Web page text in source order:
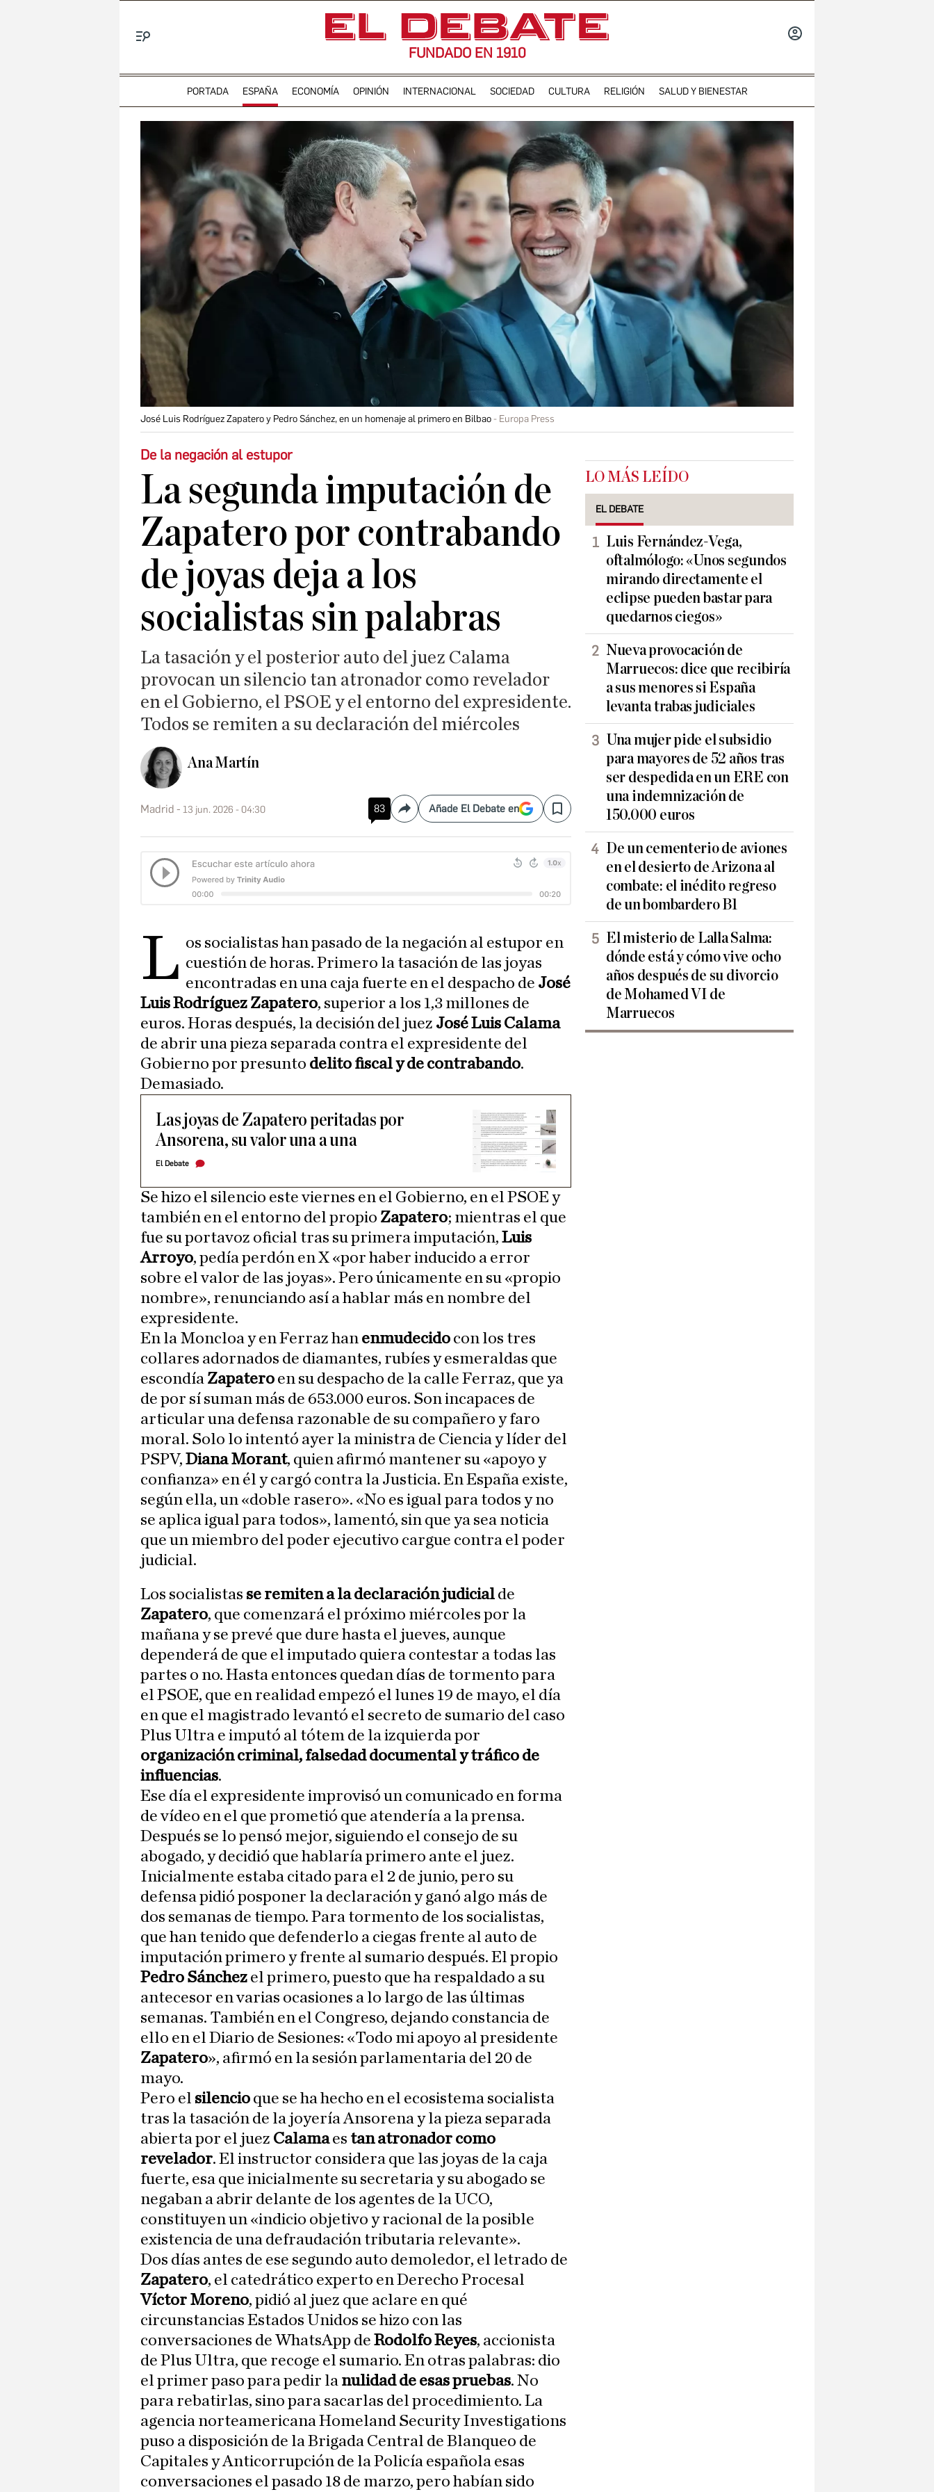
FUNDADO EN 1910
PORTADA ESPAÑA ECONOMÍA OPINIÓN INTERNACIONAL SOCIEDAD CULTURA RELIGIÓN SALUD Y BIENESTAR
José Luis Rodríguez Zapatero y Pedro Sánchez, en un homenaje al primero en Bilbao Europa Press
De la negación al estupor
La segunda imputación de
Zapatero por contrabando
de joyas deja a los
socialistas sin palabras
La tasación y el posterior auto del juez Calama
provocan un silencio tan atronador como revelador
en el Gobierno, el PSOE y el entorno del expresidente.
Todos se remiten a su declaración del miércoles
Ana Martín
Madrid 13 jun. 2026 - 04:30 83 CompartirAñade El Debate en Save
L os socialistas han pasado de la negación al estupor en
cuestión de horas. Primero la tasación de las joyas
encontradas en una caja fuerte en el despacho de José
Luis Rodríguez Zapatero, superior a los 1,3 millones de
euros. Horas después, la decisión del juez José Luis Calama
de abrir una pieza separada contra el expresidente del
Gobierno por presunto delito fiscal y de contrabando.
Demasiado.
Las joyas de Zapatero peritadas por
Ansorena, su valor una a una
El Debate
Se hizo el silencio este viernes en el Gobierno, en el PSOE y
también en el entorno del propio Zapatero; mientras el que
fue su portavoz oficial tras su primera imputación, Luis
Arroyo, pedía perdón en X «por haber inducido a error
sobre el valor de las joyas». Pero únicamente en su «propio
nombre», renunciando así a hablar más en nombre del
expresidente.
En la Moncloa y en Ferraz han enmudecido con los tres
collares adornados de diamantes, rubíes y esmeraldas que
escondía Zapatero en su despacho de la calle Ferraz, que ya
de por sí suman más de 653.000 euros. Son incapaces de
articular una defensa razonable de su compañero y faro
moral. Solo lo intentó ayer la ministra de Ciencia y líder del
PSPV, Diana Morant, quien afirmó mantener su «apoyo y
confianza» en él y cargó contra la Justicia. En España existe,
según ella, un «doble rasero». «No es igual para todos y no
se aplica igual para todos», lamentó, sin que ya sea noticia
que un miembro del poder ejecutivo cargue contra el poder
judicial.
Los socialistas se remiten a la declaración judicial de
Zapatero, que comenzará el próximo miércoles por la
mañana y se prevé que dure hasta el jueves, aunque
dependerá de que el imputado quiera contestar a todas las
partes o no. Hasta entonces quedan días de tormento para
el PSOE, que en realidad empezó el lunes 19 de mayo, el día
en que el magistrado levantó el secreto de sumario del caso
Plus Ultra e imputó al tótem de la izquierda por
organización criminal, falsedad documental y tráfico de
influencias.
Ese día el expresidente improvisó un comunicado en forma
de vídeo en el que prometió que atendería a la prensa.
Después se lo pensó mejor, siguiendo el consejo de su
abogado, y decidió que hablaría primero ante el juez.
Inicialmente estaba citado para el 2 de junio, pero su
defensa pidió posponer la declaración y ganó algo más de
dos semanas de tiempo. Para tormento de los socialistas,
que han tenido que defenderlo a ciegas frente al auto de
imputación primero y frente al sumario después. El propio
Pedro Sánchez el primero, puesto que ha respaldado a su
antecesor en varias ocasiones a lo largo de las últimas
semanas. También en el Congreso, dejando constancia de
ello en el Diario de Sesiones: «Todo mi apoyo al presidente
Zapatero», afirmó en la sesión parlamentaria del 20 de
mayo.
Pero el silencio que se ha hecho en el ecosistema socialista
tras la tasación de la joyería Ansorena y la pieza separada
abierta por el juez Calamaes tan atronador como
revelador. El instructor considera que las joyas de la caja
fuerte, esa que inicialmente su secretaria y su abogado se
negaban a abrir delante de los agentes de la UCO,
constituyen un «indicio objetivo y racional de la posible
existencia de una defraudación tributaria relevante».
Dos días antes de ese segundo auto demoledor, el letrado de
Zapatero, el catedrático experto en Derecho Procesal
Víctor Moreno, pidió al juez que aclare en qué
circunstancias Estados Unidos se hizo con las
conversaciones de WhatsApp de Rodolfo Reyes, accionista
de Plus Ultra, que recoge el sumario. En otras palabras: dio
el primer paso para pedir la nulidad de esas pruebas. No
para rebatirlas, sino para sacarlas del procedimiento. La
agencia norteamericana Homeland Security Investigations
puso a disposición de la Brigada Central de Blanqueo de
Capitales y Anticorrupción de la Policía española esas
conversaciones el pasado 18 de marzo, pero habían sido
LO MÁS LEÍDO
EL DEBATE
Luis Fernández-Vega,
oftalmólogo: «Unos segundos
mirando directamente el
eclipse pueden bastar para
quedarnos ciegos»
Nueva provocación de
Marruecos: dice que recibiría
a sus menores si España
levanta trabas judiciales
Una mujer pide el subsidio
para mayores de 52 años tras
ser despedida en un ERE con
una indemnización de
150.000 euros
De un cementerio de aviones
en el desierto de Arizona al
combate: el inédito regreso
de un bombardero B1
El misterio de Lalla Salma:
dónde está y cómo vive ocho
años después de su divorcio
de Mohamed VI de
Marruecos